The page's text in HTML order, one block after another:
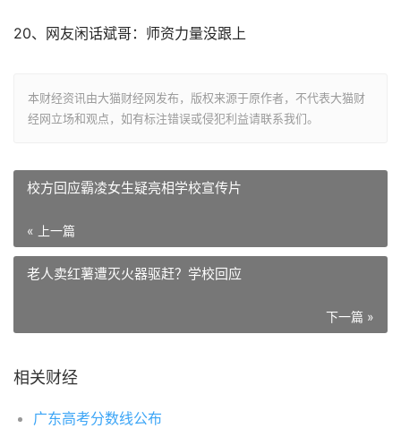
20、网友闲话斌哥：师资力量没跟上
本财经资讯由大猫财经网发布，版权来源于原作者，不代表大猫财
经网立场和观点，如有标注错误或侵犯利益请联系我们。
校方回应霸凌女生疑亮相学校宣传片
« 上一篇
老人卖红薯遭灭火器驱赶？学校回应
下一篇 »
相关财经
广东高考分数线公布